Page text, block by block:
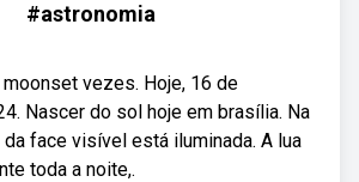
#astronomia
vezes. Hoje, 16 de
Nascer do sol hoje em brasília. Na
face visível está iluminada. A lua
toda a noite,.